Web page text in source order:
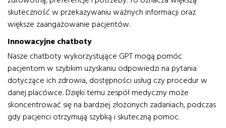
skuteczność w przekazywaniu ważnych informacji oraz
większe zaangażowanie pacjentów.
Innowacyjne chatboty
Nasze chatboty wykorzystujące GPT mogą pomóc
pacjentom w szybkim uzyskaniu odpowiedzi na pytania
dotyczące ich zdrowia, dostępności usług czy procedur w
danej placówce. Dzięki temu zespół medyczny może
skoncentrować się na bardziej złożonych zadaniach, podczas
gdy pacjenci otrzymują szybką i skuteczną pomoc.